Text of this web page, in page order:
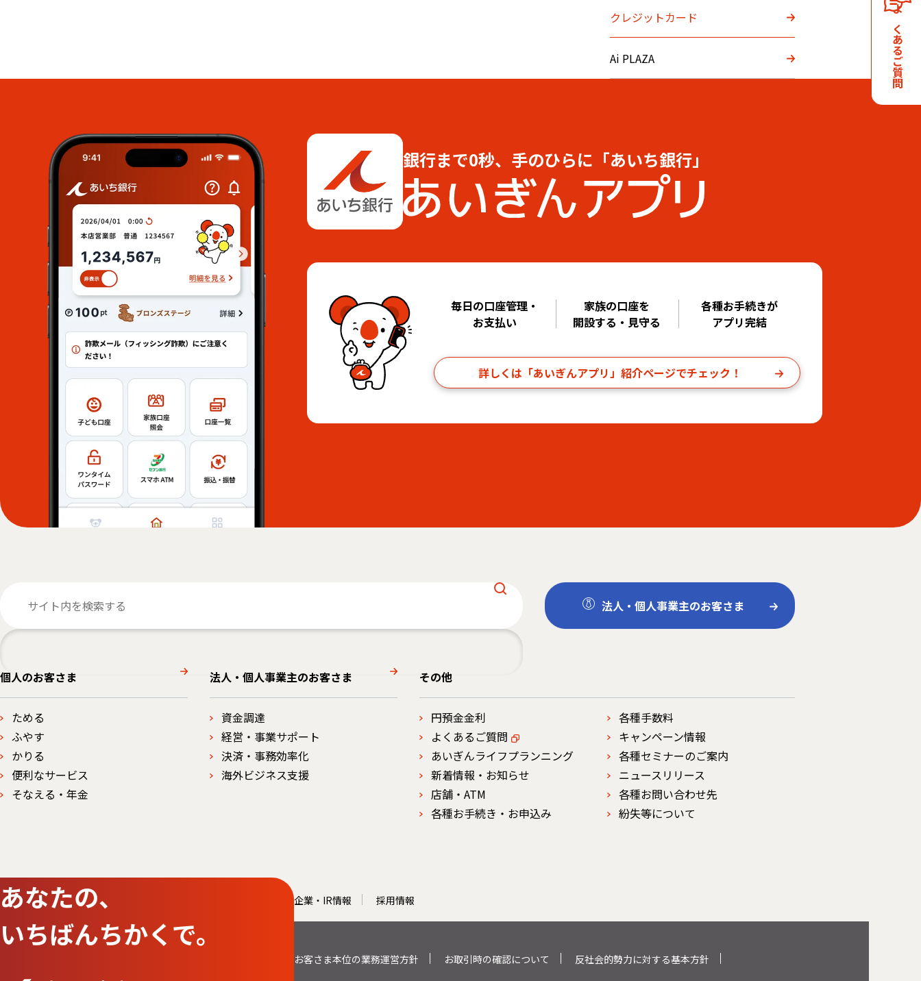
よくあるご質問
クレジットカード
Ai PLAZA
銀行まで0秒、手のひらに「あいち銀行」
毎日の口座管理・
お支払い
家族の口座を
開設する・見守る
各種お手続きが
アプリ完結
詳しくは「あいぎんアプリ」紹介ページでチェック！
法人・個人事業主のお客さま
個人のお客さま
ためる
ふやす
かりる
便利なサービス
そなえる・年金
法人・個人事業主のお客さま
資金調達
経営・事業サポート
決済・事務効率化
海外ビジネス支援
その他
円預金金利
各種手数料
よくあるご質問
キャンペーン情報
あいぎんライフプランニング
各種セミナーのご案内
新着情報・お知らせ
ニュースリリース
店舗・ATM
各種お問い合わせ先
各種お手続き・お申込み
紛失等について
あなたの、
いちばんちかくで。
企業・IR情報 採用情報
お客さま本位の業務運営方針 お取引時の確認について 反社会的勢力に対する基本方針